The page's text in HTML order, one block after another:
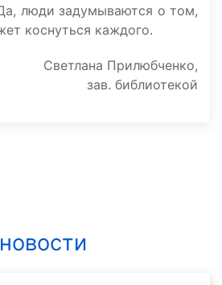
люди задумываются о том,
коснуться каждого.
Светлана Прилюбченко,
зав. библиотекой